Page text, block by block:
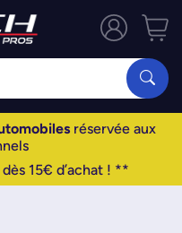
réservée aux
dès 15€ d’achat ! **